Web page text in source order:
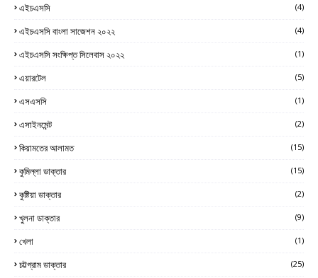
এইচএসসি (4)
এইচএসসি বাংলা সাজেশন ২০২২ (4)
এইচএসসি সংক্ষিপ্ত সিলেবাস ২০২২ (1)
এয়ারটেল (5)
এসএসসি (1)
এসাইনমেন্ট (2)
কিয়ামতের আলামত (15)
কুমিল্লা ডাক্তার (15)
কুষ্টিয়া ডাক্তার (2)
খুলনা ডাক্তার (9)
খেলা (1)
চট্টগ্রাম ডাক্তার (25)